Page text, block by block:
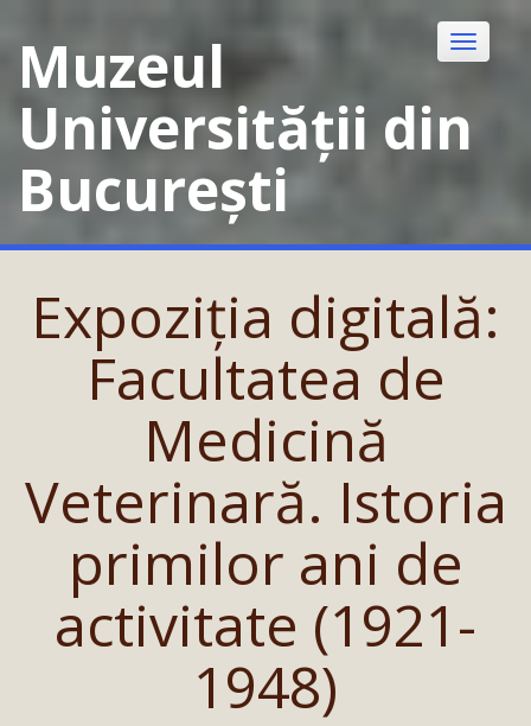
contentMuzeul
Universității din
București
Toggle
Expoziția digitală:
Facultatea de
Medicină
Veterinară. Istoria
primilor ani de
activitate (1921-
1948)